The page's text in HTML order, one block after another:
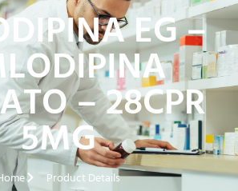
EG –
– 28CPR
5MG
Product Details